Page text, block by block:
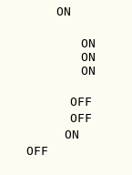
ON
ON
ON
ON
OFF
OFF
ON
OFF